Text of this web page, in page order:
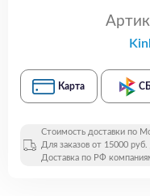
Карта
Стоимость доставки по
Для заказов от 15000
Доставка по РФ